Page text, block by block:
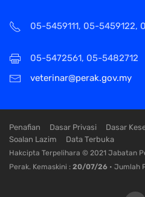
05-5459111, 05-5459122,
05-5472561, 05-5482712
veterinar@perak.gov.my
Penafian Dasar Privasi Dasar
Soalan Lazim
Data Terbuka
Hakcipta Terpelihara © 2021 Jabatan
Perak. Kemaskini : 20/07/26 • Jumlah